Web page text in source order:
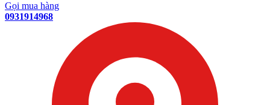
Gọi mua hàng
0931914968